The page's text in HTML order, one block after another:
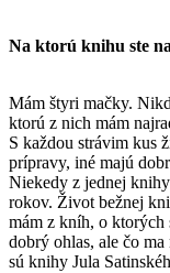
Na ktorú knihu ste
Mám štyri mačky.
ktorú z nich mám
S každou strávim kus
prípravy, iné majú
Niekedy z jednej
rokov. Život bežnej
mám z kníh, o ktorých
dobrý ohlas, ale čo
sú knihy Jula